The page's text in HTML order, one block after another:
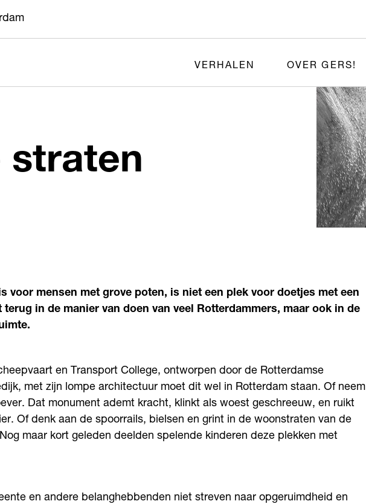
VERHALEN OVER GERS!
straten
voor mensen met grove poten, is niet een plek voor doetjes met een
in de manier van doen van veel Rotterdammers, maar ook in de
en Transport College, ontworpen door de Rotterdamse
met zijn lompe architectuur moet dit wel in Rotterdam staan. Of neem
Dat monument ademt kracht, klinkt als woest geschreeuw, en ruikt
Of denk aan de spoorrails, bielsen en grint in de woonstraten van de
maar kort geleden deelden spelende kinderen deze plekken met
en andere belanghebbenden niet streven naar opgeruimdheid en